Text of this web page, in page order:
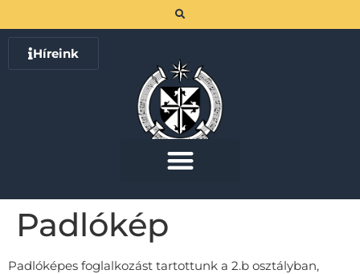
Híreink
Padlókép
Padlóképes foglalkozást tartottunk a 2.b osztályban,